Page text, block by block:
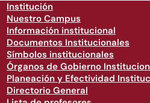
Institución
Nuestro Campus
Información institucional
Documentos Institucionales
Símbolos institucionales
Órganos de Gobierno
Planeación y Efectividad
Directorio General